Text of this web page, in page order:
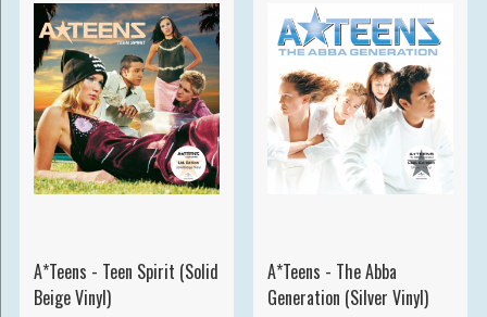
A*Teens - Teen Spirit (Solid
Beige Vinyl)
A*Teens - The Abba
Generation (Silver Vinyl)